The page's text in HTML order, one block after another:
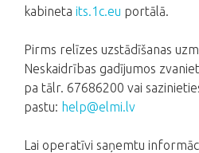
kabineta its.1c.eu portālā.
Pirms relīzes uzstādīšanas
Neskaidrības gadījumos
pa tālr. 67686200 vai
pastu: help@elmi.lv
Lai operatīvi saņemtu